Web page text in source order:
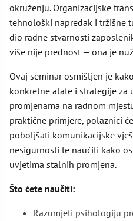
okruženju. Organizacijske
tehnološki napredak i tržišne
dio radne stvarnosti
više nije prednost — ona je
Ovaj seminar osmišljen je
konkretne alate i strategije za
promjenama na radnom
praktične primjere, polaznici
poboljšati komunikacijske
nesigurnosti te naučiti kako
uvjetima stalnih promjena.
Što ćete naučiti:
Razumjeti psihologiju